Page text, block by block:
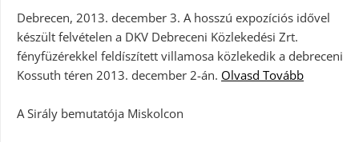
Debrecen, 2013. december 3. A hosszú expozíciós idővel
készült felvételen a DKV Debreceni Közlekedési Zrt.
fényfüzérekkel feldíszített villamosa közlekedik a debreceni
Kossuth téren 2013. december 2-án. Olvasd Tovább
A Sirály bemutatója Miskolcon